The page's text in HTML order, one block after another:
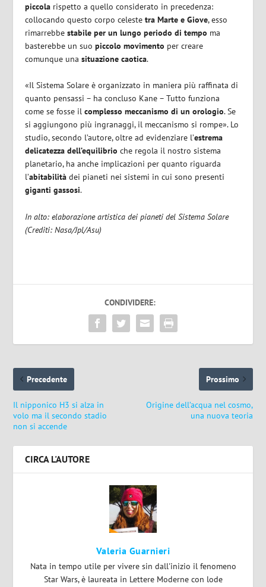
piccola rispetto a quello considerato in precedenza:
collocando questo corpo celestetra Marte e Giove, esso
rimarrebbestabile per un lungo periodo di tempo ma
basterebbe un suopiccolo movimento per creare
comunque unasituazione caotica.
«Il Sistema Solare è organizzato in maniera più raffinata di
quanto pensassi – ha concluso Kane – Tutto funziona
come se fosse ilcomplesso meccanismo di un orologio. Se
si aggiungono più ingranaggi, il meccanismo si rompe». Lo
studio, secondo l’autore, oltre ad evidenziare l’estrema
delicatezza dell’equilibrio che regola il nostro sistema
planetario, ha anche implicazioni per quanto riguarda
l’abitabilità dei pianeti nei sistemi in cui sono presenti
giganti gassosi.
In alto: elaborazione artistica dei pianeti del Sistema Solare
(Crediti: Nasa/Jpl/Asu)
CONDIVIDERE:
Precedente
Il nipponico H3 si alza in
volo ma il secondo stadio
non si accende
Prossimo
Origine dell’acqua nel cosmo,
una nuova teoria
CIRCA L'AUTORE
Valeria Guarnieri
Nata in tempo utile per vivere sin dall'inizio il fenomeno
Star Wars, è laureata in Lettere Moderne con lode